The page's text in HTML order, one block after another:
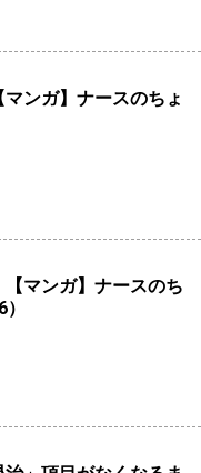
ンガ】ナースのちょ
マンガ】ナースのち